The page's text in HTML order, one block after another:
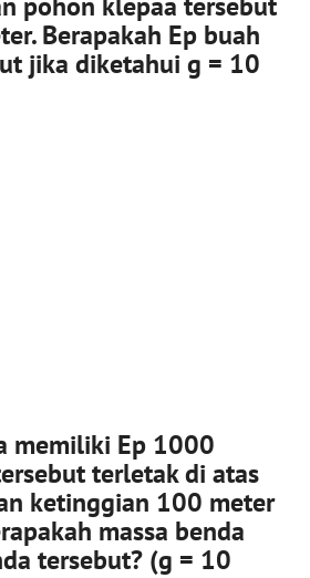
Berapakah Ep buah
jika diketahui g = 10
memiliki Ep 1000
terletak di atas
ketinggian 100 meter
massa benda
tersebut? (g = 10